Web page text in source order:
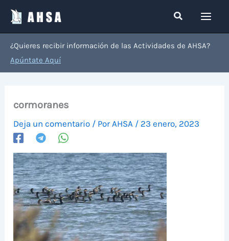
contenido
Buscar
¿Quieres recibir información de las Actividades de AHSA?
Apúntate Aquí
cormoranes
Deja un comentario / Por AHSA / 23 enero, 2023